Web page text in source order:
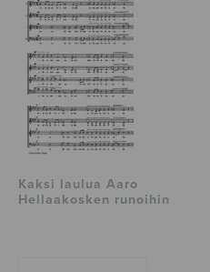
Kaksi laulua Aaro
Hellaakosken runoihin